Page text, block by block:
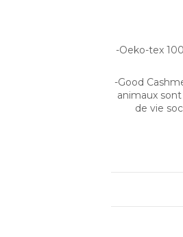
-Oeko-tex
-Good
animaux
de vie